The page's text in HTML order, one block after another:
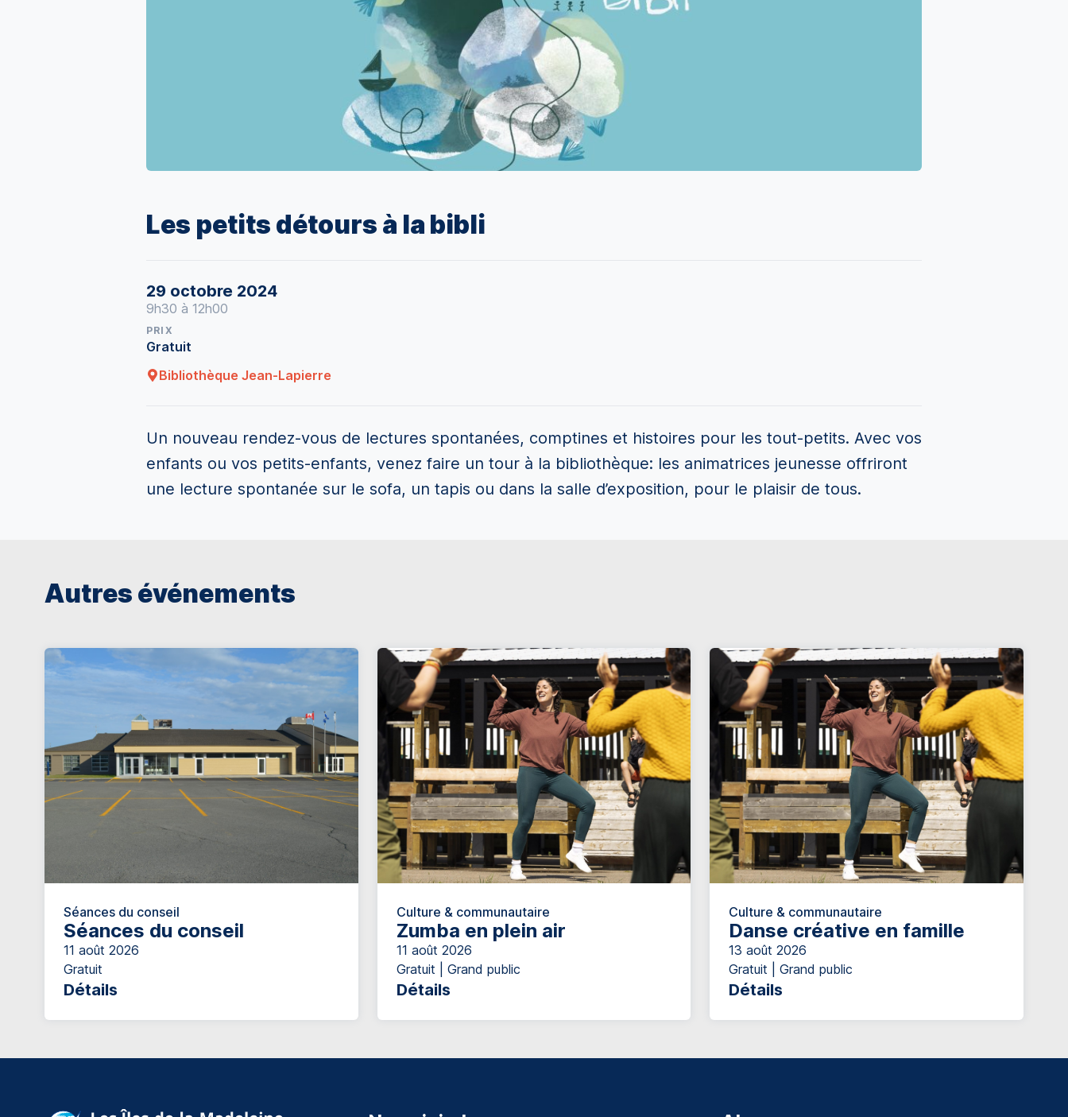
Les petits détours à la bibli
29 octobre 2024
9h30 à 12h00
PRIX
Gratuit
Bibliothèque Jean-Lapierre
Un nouveau rendez-vous de lectures spontanées, comptines et histoires pour les tout-petits. Avec vos
enfants ou vos petits-enfants, venez faire un tour à la bibliothèque: les animatrices jeunesse offriront
une lecture spontanée sur le sofa, un tapis ou dans la salle d’exposition, pour le plaisir de tous.
Autres événements
Séances du conseil
Séances du conseil
11 août 2026
Gratuit
Détails
Culture & communautaire
Zumba en plein air
11 août 2026
Gratuit | Grand public
Détails
Culture & communautaire
Danse créative en famille
13 août 2026
Gratuit | Grand public
Détails